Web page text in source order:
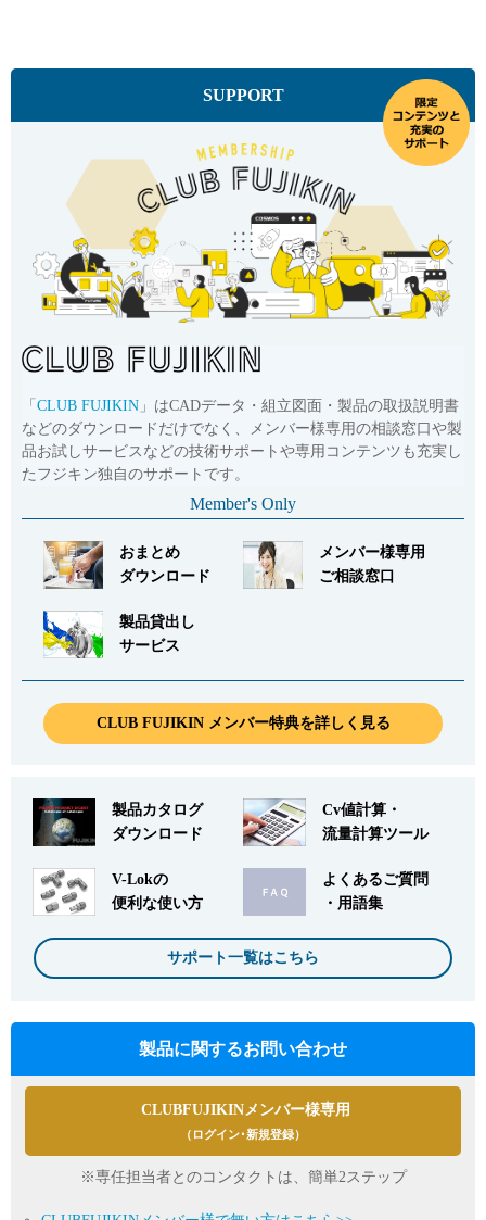
SUPPORT
「 CLUB FUJIKIN 」はCADデータ・組立図面・製品の取扱説明書
などのダウンロードだけでなく、メンバー様専用の相談窓口や製
品お試しサービスなどの技術サポートや専用コンテンツも充実し
たフジキン独自のサポートです。
Member's Only
おまとめ
ダウンロード
メンバー様専用
ご相談窓口
製品貸出し
サービス
CLUB FUJIKIN メンバー特典を詳しく見る
製品カタログ
ダウンロード
Cv値計算・
流量計算ツール
V-Lokの
便利な使い方
よくあるご質問
・用語集
サポート一覧はこちら
製品に関するお問い合わせ
CLUBFUJIKINメンバー様専用
（ログイン･新規登録）
※専任担当者とのコンタクトは、簡単2ステップ